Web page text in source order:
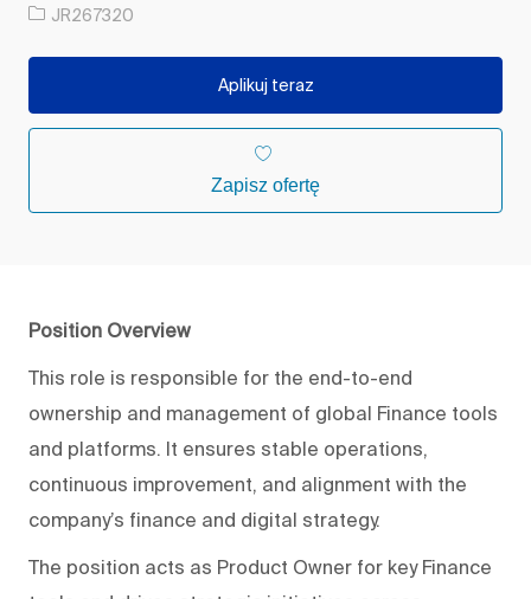
Identyfikator zadania
JR267320
Aplikuj teraz
Zapisz ofertę
Position Overview
This role is responsible for the end-to-end
ownership and management of global Finance tools
and platforms. It ensures stable operations,
continuous improvement, and alignment with the
company’s finance and digital strategy.
The position acts as Product Owner for key Finance